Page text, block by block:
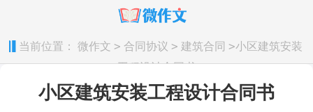
当前位置： 微作文 > 合同协议 > 建筑合同 >小区建筑安装
工程设计合同书
小区建筑安装工程设计合同书